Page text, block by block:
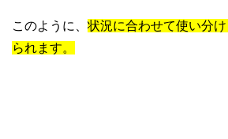
このように、 状況に合わせて使い分
られます。